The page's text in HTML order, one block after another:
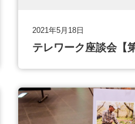
2021年5月18日
テレワーク座談会【